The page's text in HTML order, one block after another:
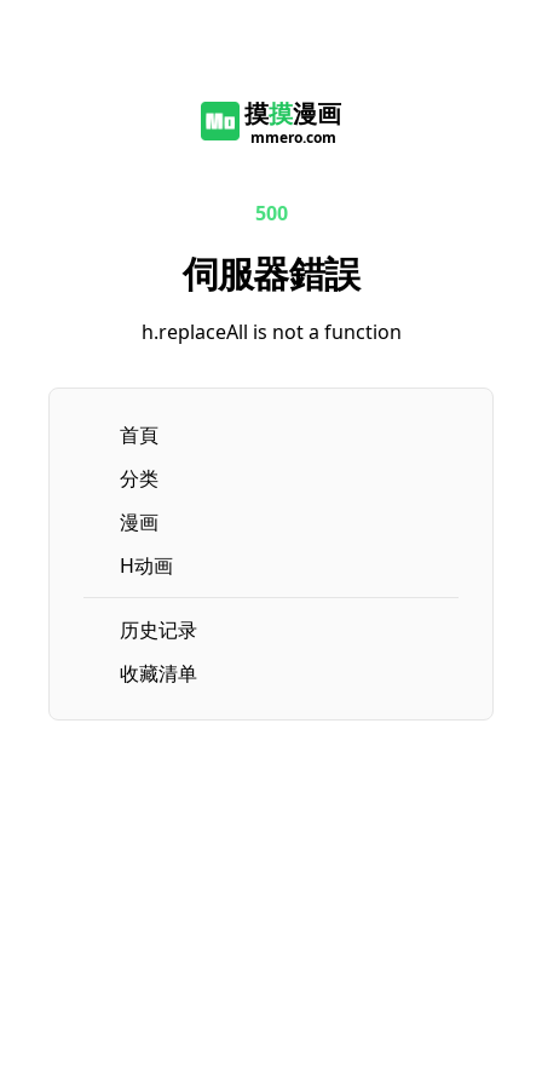
摸摸漫画
mmero.com
500
伺服器錯誤
h.replaceAll is not a function
首頁
分类
漫画
H动画
历史记录
收藏清单